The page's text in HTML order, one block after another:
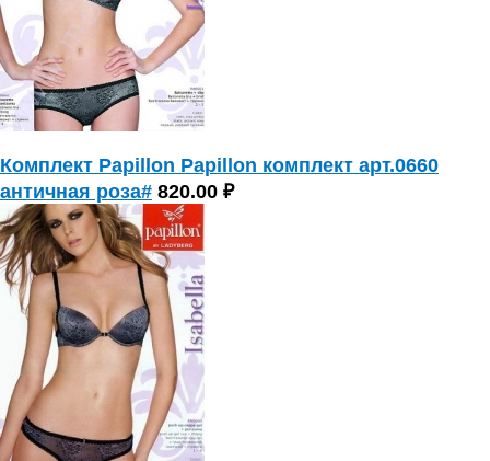
Комплект Papillon Papillon комплект арт.0660
античная роза# 820.00 ₽